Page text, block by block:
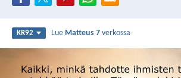
KR92 Lue Matteus 7 verkossa